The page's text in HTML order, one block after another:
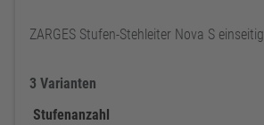
ZARGES Stufen-Stehleiter Nova S einseitig
3 Varianten
Stufenanzahl